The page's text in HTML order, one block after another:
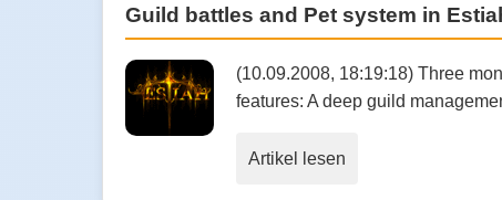
Guild battles and Pet system in
(10.09.2008, 18:19:18) Three
features: A deep guild
Artikel lesen